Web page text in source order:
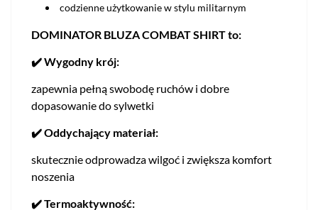
codzienne użytkowanie w stylu militarnym
DOMINATOR BLUZA COMBAT SHIRT to:
✔️Wygodny krój:
zapewnia pełną swobodę ruchów i dobre
dopasowanie do sylwetki
✔️ Oddychający materiał:
skutecznie odprowadza wilgoć i zwiększa komfort
noszenia
✔️ Termoaktywność: